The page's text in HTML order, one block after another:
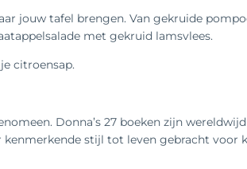
jouw tafel brengen. Van gekruide
met gekruid lamsvlees.
citroensap.
Donna’s 27 boeken zijn
stijl tot leven gebracht voor